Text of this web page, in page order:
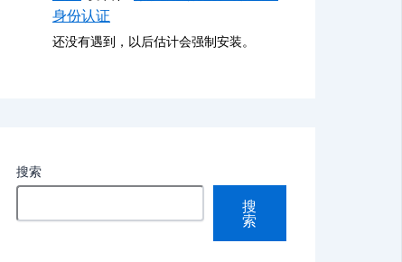
身份认证
还没有遇到，以后估计会强制安装。
搜索
搜
索